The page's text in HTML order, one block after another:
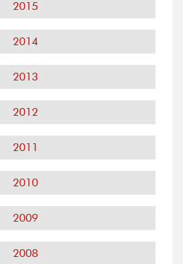
2015
2014
2013
2012
2011
2010
2009
2008